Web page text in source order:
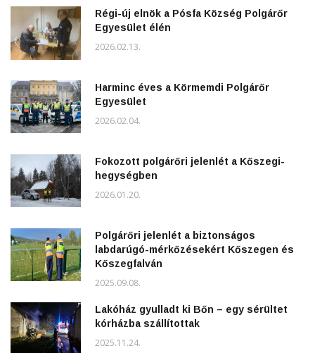
Régi-új elnök a Pósfa Község Polgárőr
Egyesület élén
2026.02.13.
Harminc éves a Körmemdi Polgárőr
Egyesület
2026.02.04.
Fokozott polgárőri jelenlét a Kőszegi-
hegységben
2026.01.20.
Polgárőri jelenlét a biztonságos
labdarúgó-mérkőzésekért Kőszegen és
Kőszegfalván
2025.09.08.
Lakóház gyulladt ki Bőn – egy sérültet
kórházba szállítottak
2025.11.24.